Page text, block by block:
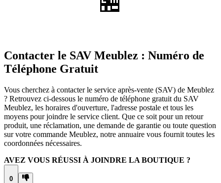
Contacter le SAV Meublez : Numéro de
Téléphone Gratuit
Vous cherchez à contacter le service après-vente (SAV) de Meublez
? Retrouvez ci-dessous le numéro de téléphone gratuit du SAV
Meublez, les horaires d'ouverture, l'adresse postale et tous les
moyens pour joindre le service client. Que ce soit pour un retour
produit, une réclamation, une demande de garantie ou toute question
sur votre commande Meublez, notre annuaire vous fournit toutes les
coordonnées nécessaires.
AVEZ VOUS RÉUSSI À JOINDRE LA BOUTIQUE ?
0